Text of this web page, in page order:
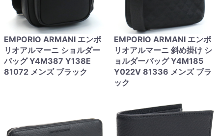
EMPORIO ARMANI エンポ
リオアルマーニ ショルダー
バッグ Y4M387 Y138E
81072 メンズ ブラック
EMPORIO ARMANI エンポ
リオアルマーニ 斜め掛け シ
ョルダーバッグ Y4M185
Y022V 81336 メンズ ブラ
ック